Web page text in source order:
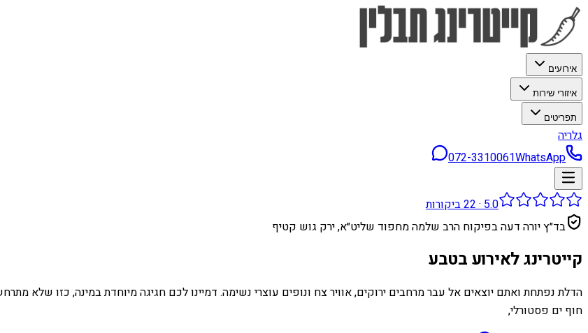
אירועים
איזורי שירות
תפריטים
גלריה
072-3310061WhatsApp
5.0
·
22ביקורות
בד״ץ יורה דעה בפיקוח הרב שלמה מחפוד שליט״א, ירק גוש קטיף
קייטרינג לאירוע בטבע
הדלת נפתחת ואתם יוצאים אל עבר מרחבים ירוקים, אוויר צח ונופים עוצרי נשימה. דמיינו לכם חגיגה מיוחדת במינה, כזו שלא
חוף ים פסטורלי,